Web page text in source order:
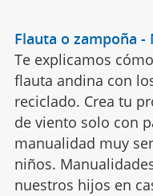
Flauta o zampoña
Te explicamos
flauta andina con
reciclado. Crea tu
de viento solo con
manualidad muy
niños.
nuestros hijos en